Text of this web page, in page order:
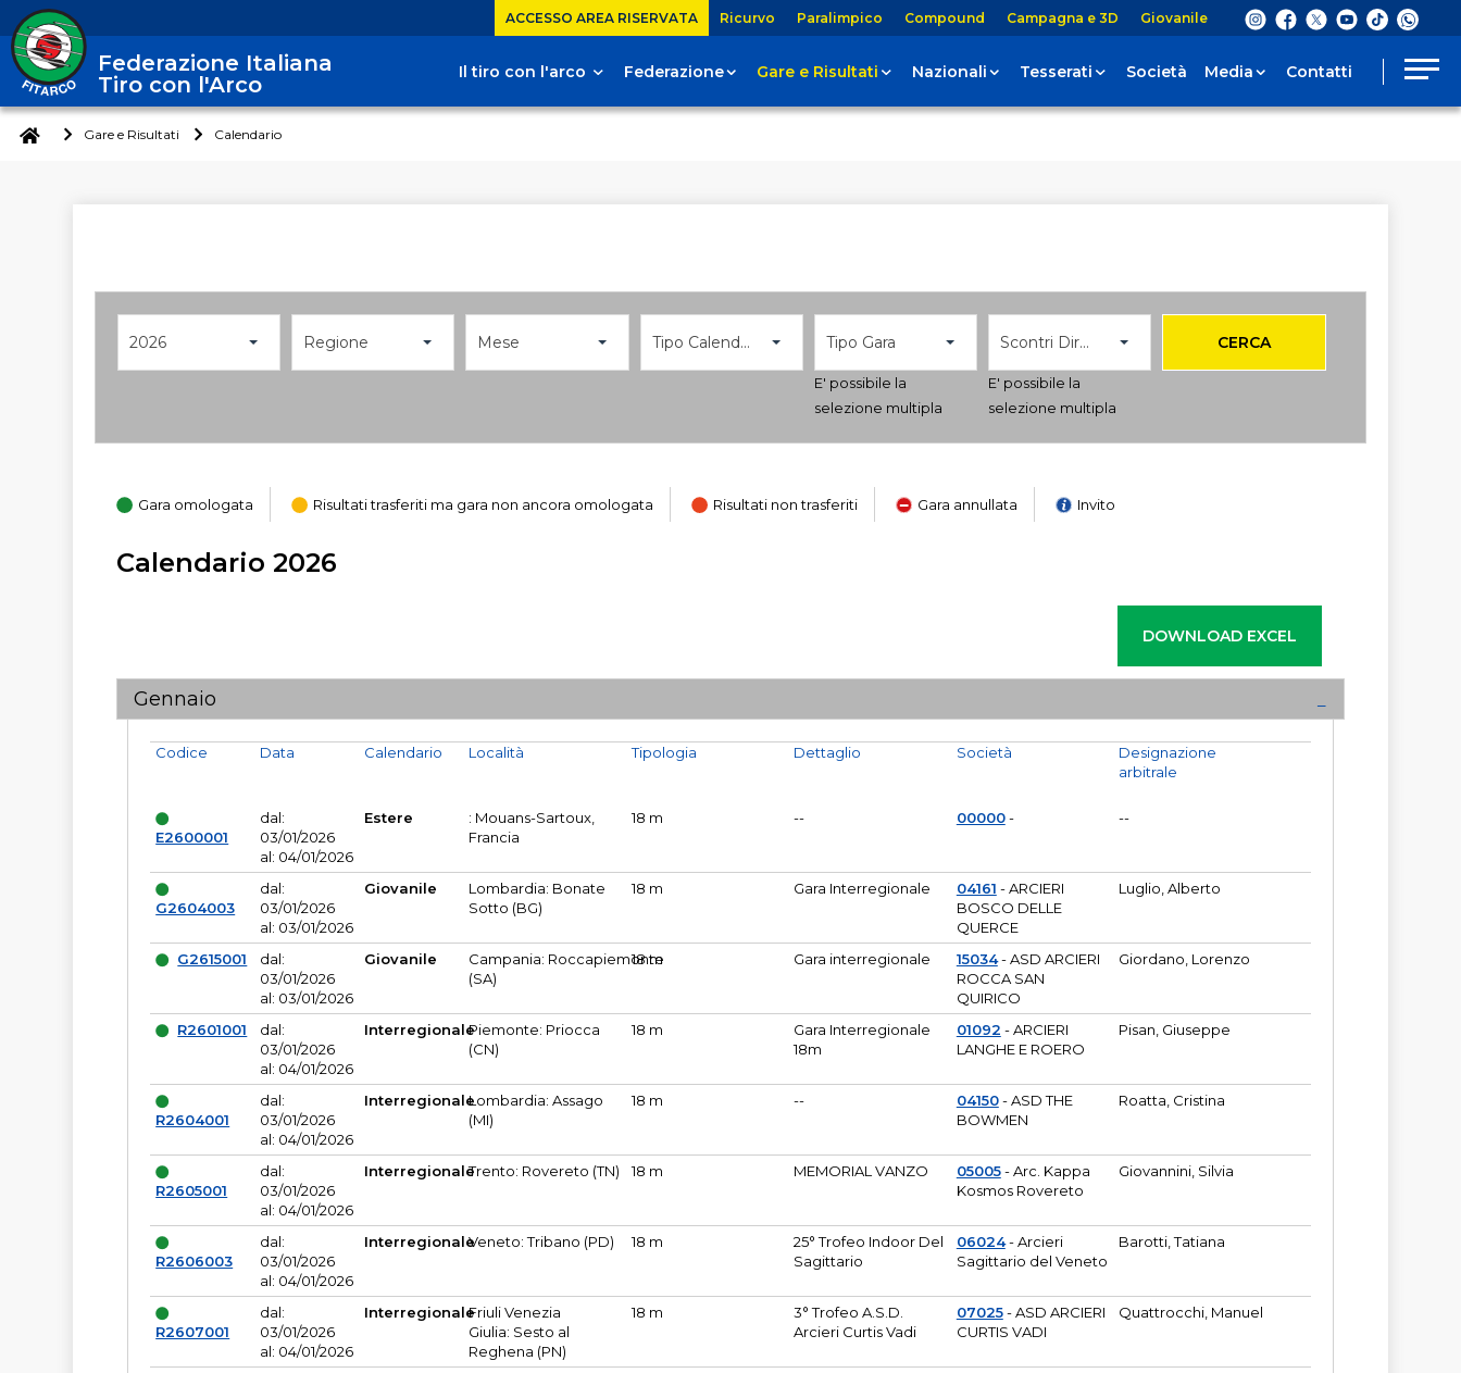
ACCESSO AREA RISERVATA Ricurvo Paralimpico Compound Campagna e 3D Giovanile
Federazione Italiana
Tiro con l'Arco
Il tiro con l'arco Federazione Gare e Risultati Nazionali Tesserati Società Media Contatti
Gare e Risultati Calendario
2026 Regione Mese Tipo Calendario Tipo Gara
E' possibile la
selezione multipla
Scontri Diretti
E' possibile la
selezione multipla
CERCA
Gara omologata Risultati trasferiti ma gara non ancora omologata Risultati non trasferiti Gara annullata Invito
Calendario 2026
Gennaio
Codice
E2600001
Data
dal:
03/01/2026
al: 04/01/2026
Calendario
Estere
Località
: Mouans-Sartoux,
Francia
Tipologia
18 m
Dettaglio
--
Società
00000-
Designazione
arbitrale
--
G2604003
dal:
03/01/2026
al: 03/01/2026
Giovanile
Lombardia: Bonate
Sotto (BG)
18 m Gara Interregionale 04161 - ARCIERI
BOSCO DELLE
QUERCE
Luglio, Alberto
G2615001
dal:
03/01/2026
al: 03/01/2026
Giovanile
Campania: Roccapiemonte
(SA)
18 m Gara interregionale 15034- ASD ARCIERI
ROCCA SAN
QUIRICO
Giordano, Lorenzo
R2601001
dal:
03/01/2026
al: 04/01/2026
InterregionalePiemonte: Priocca
(CN)
18 m
Gara Interregionale
18m
01092 - ARCIERI
LANGHE E ROERO
Pisan, Giuseppe
R2604001
dal:
03/01/2026
al: 04/01/2026
InterregionaleLombardia: Assago
(MI)
18 m -- 04150- ASD THE
BOWMEN
Roatta, Cristina
R2605001
dal:
03/01/2026
al: 04/01/2026
InterregionaleTrento: Rovereto (TN) 18 m MEMORIAL VANZO 05005- Arc. Kappa
Kosmos Rovereto
Giovannini, Silvia
R2606003
dal:
03/01/2026
al: 04/01/2026
InterregionaleVeneto: Tribano (PD) 18 m
25° Trofeo Indoor Del
Sagittario
06024- Arcieri
Sagittario del Veneto
Barotti, Tatiana
R2607001
dal:
03/01/2026
al: 04/01/2026
InterregionaleFriuli Venezia
Giulia: Sesto al
Reghena (PN)
18 m
3° Trofeo A.S.D.
Arcieri Curtis Vadi
07025- ASD ARCIERI
CURTIS VADI
Quattrocchi, Manuel